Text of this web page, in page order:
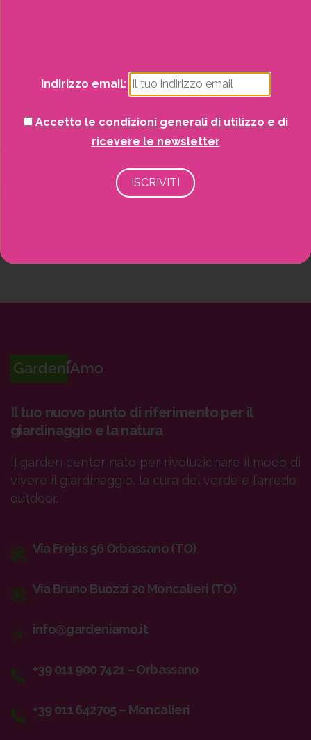
Piscine e idro
Recinzioni
Il tuo nuovo punto di riferimento per il
giardinaggio e la natura
Il garden center nato per rivoluzionare il modo di
vivere il giardinaggio, la cura del verde e l’arredo
outdoor.
Via Frejus 56 Orbassano (TO)
Via Bruno Buozzi 20 Moncalieri (TO)
info@gardeniamo.it
+39 011 900 7421 – Orbassano
+39 011 642705 – Moncalieri
Indirizzo email:
Accetto le condizioni generali di utilizzo e di
ricevere le newsletter